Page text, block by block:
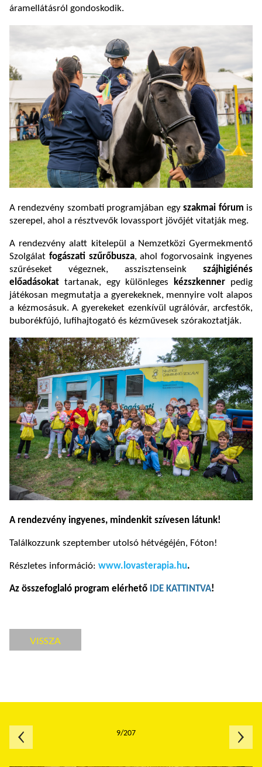
áramellátásról gondoskodik.
A rendezvény szombati programjában egyszakmai fórum is
szerepel, ahol a résztvevők lovassport jövőjét vitatják meg.
A rendezvény alatt kitelepül a Nemzetközi Gyermekmentő
Szolgálat fogászati szűrőbusza, ahol fogorvosaink ingyenes
szűréseket végeznek, asszisztenseink szájhigiénés
előadásokat tartanak, egy különleges kézszkenner pedig
játékosan megmutatja a gyerekeknek, mennyire volt alapos
a kézmosásuk. A gyerekeket ezenkívül ugrálóvár, arcfestők,
buborékfújó, lufihajtogató és kézművesek szórakoztatják.
A rendezvény ingyenes, mindenkit szívesen látunk!
Találkozzunk szeptember utolsó hétvégéjén, Fóton!
Részletes információ: www.lovasterapia.hu.
Az összefoglaló program elérhető IDE KATTINTVA!
VISSZA
9/207